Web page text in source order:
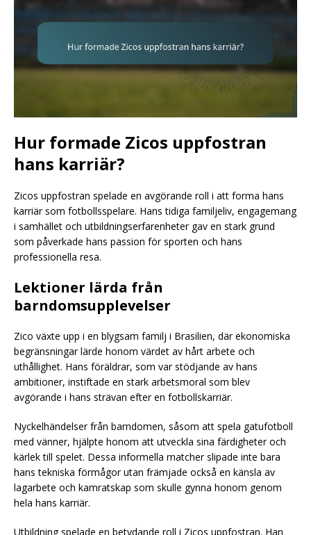
Hur formade Zicos uppfostran
hans karriär?
Zicos uppfostran spelade en avgörande roll i att forma hans
karriär som fotbollsspelare. Hans tidiga familjeliv, engagemang
i samhället och utbildningserfarenheter gav en stark grund
som påverkade hans passion för sporten och hans
professionella resa.
Lektioner lärda från
barndomsupplevelser
Zico växte upp i en blygsam familj i Brasilien, där ekonomiska
begränsningar lärde honom värdet av hårt arbete och
uthållighet. Hans föräldrar, som var stödjande av hans
ambitioner, instiftade en stark arbetsmoral som blev
avgörande i hans strävan efter en fotbollskarriär.
Nyckelhändelser från barndomen, såsom att spela gatufotboll
med vänner, hjälpte honom att utveckla sina färdigheter och
kärlek till spelet. Dessa informella matcher slipade inte bara
hans tekniska förmågor utan främjade också en känsla av
lagarbete och kamratskap som skulle gynna honom genom
hela hans karriär.
Utbildning spelade en betydande roll i Zicos uppfostran. Han